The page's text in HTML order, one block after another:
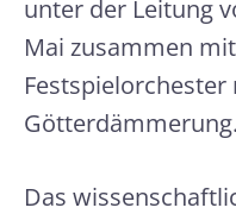
unter der Leitung
Mai zusammen
Götterdämmerung.
Das